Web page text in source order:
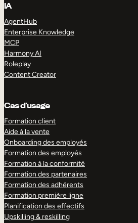
IA
AgentHub
Enterprise Knowledge
MCP
Harmony AI
Roleplay
Content Creator
Cas d’usage
Formation client
Aide à la vente
Onboarding des employés
Formation des employés
Formation à la conformité
Formation des partenaires
Formation des adhérents
Formation première ligne
Planification des effectifs
Upskilling & reskilling